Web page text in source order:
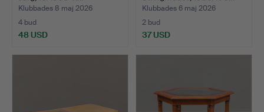
Klubbades 8 maj 2026
4 bud
48 USD
Klubbades 6 maj 2026
2 bud
37 USD